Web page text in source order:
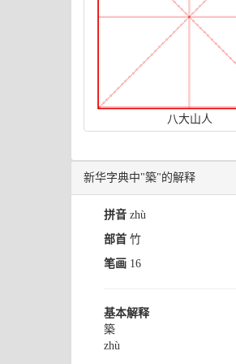
八大山人
新华字典中"築"的解释
拼音 zhù
部首 竹
笔画 16
基本解释
築
zhù